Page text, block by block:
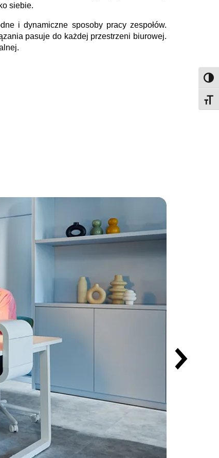
siebie.
i dynamiczne sposoby pracy zespołów.
pasuje do każdej przestrzeni biurowej.